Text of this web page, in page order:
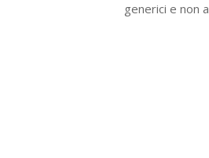
generici e non